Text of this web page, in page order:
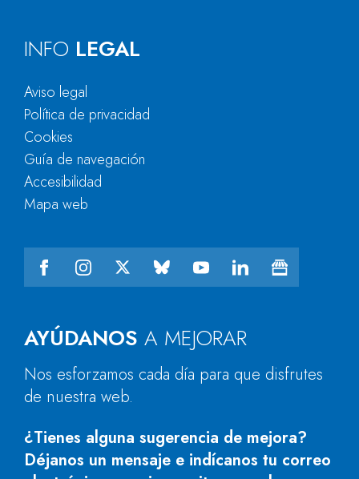
AYÚDANOS A MEJORAR
Nos esforzamos cada día para que disfrutes
de nuestra web.
¿Tienes alguna sugerencia de mejora?
Déjanos un mensaje e indícanos tu correo
INFO LEGAL
Aviso legal
Política de privacidad
Cookies
Guía de navegación
Accesibilidad
Mapa web